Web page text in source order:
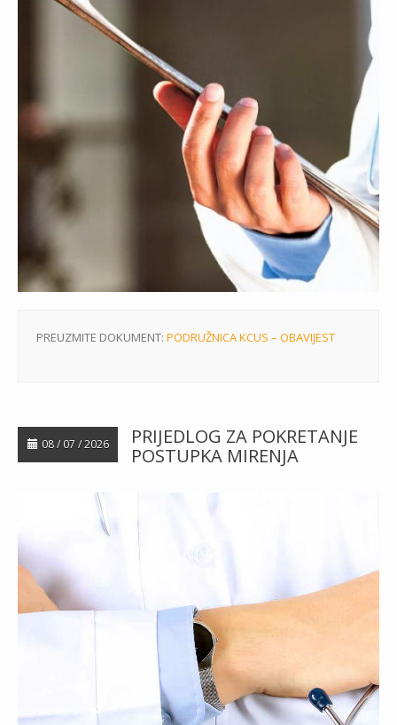
PREUZMITE DOKUMENT: PODRUŽNICA KCUS – OBAVIJEST
08 / 07 / 2026
PRIJEDLOG ZA POKRETANJE
POSTUPKA MIRENJA